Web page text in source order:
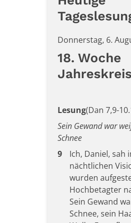
Donnerstag, 6.
18. Woche
Jahreskreis
Lesung(Dan 7,9-
Sein Gewand war
Schnee
9
Ich, Daniel, sah
nächtlichen
wurden
Hochbetagter
Sein Gewand
Schnee, sein